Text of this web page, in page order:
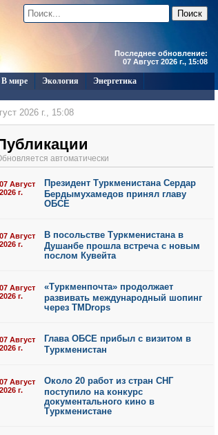
Последнее обновление:
07 Август 2026 г., 15:08
В мире Экология
Энергетика
2026 г., 15:08
2026 г., 15:06
2026 г., 15:05
2026 г., 15:01
2026 г., 11:45
автоматически
07 Август
2026 г.
Президент Туркменистана Сердар
Бердымухамедов принял главу
ОБСЕ
07 Август
2026 г.
В посольстве Туркменистана в
Душанбе прошла встреча с новым
послом Кувейта
07 Август
2026 г.
«Туркменпочта» продолжает
развивать международный шопинг
через TMDrops
07 Август
2026 г.
Глава ОБСЕ прибыл с визитом в
Туркменистан
07 Август
2026 г.
Около 20 работ из стран СНГ
поступило на конкурс
документального кино в
Туркменистане